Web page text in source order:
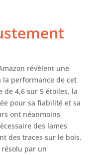
sont
et
différer
ce qui concerne
la
par
et la langue du
ou les
instructions.
révèlent une
performance de cet
de 4,6 sur 5 étoiles, la
pour sa fiabilité et sa
ont néanmoins
des lames
des traces sur le bois.
par un